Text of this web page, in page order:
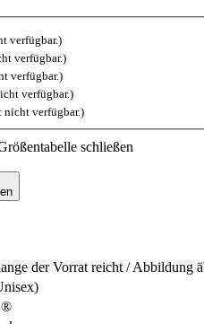
verfügbar.)
verfügbar.)
verfügbar.)
verfügbar.)
nicht verfügbar.)
schließen
der Vorrat reicht / Abbildung
®